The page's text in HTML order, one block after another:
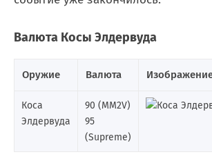
Валюта Косы Элдервуда
Оружие Валюта
Коса
Элдервуда
90 (MM2V)
95
(Supreme)